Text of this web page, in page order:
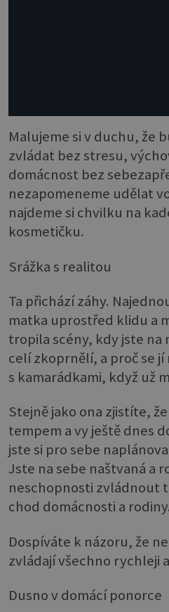
Malujeme si v duchu, že
zvládat bez stresu,
domácnost bez
nezapomeneme udělat
najdeme si chvilku na
kosmetičku.
Srážka s realitou
Ta přichází záhy.
matka uprostřed klidu a
tropila scény, kdy jste na
celí zkoprnělí, a proč se
s kamarádkami, když už
Stejně jako ona zjistíte,
tempem a vy ještě dnes
jste si pro sebe
Jste na sebe naštvaná a
neschopnosti zvládnout
chod domácnosti a rodiny.
Dospíváte k názoru, že
zvládají všechno rychleji
Dusno v domácí ponorce